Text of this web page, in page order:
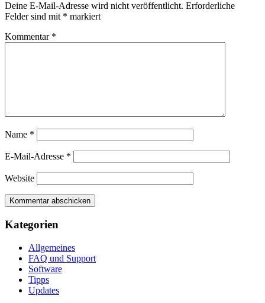
Deine E-Mail-Adresse wird nicht veröffentlicht. Erforderliche
Felder sind mit * markiert
Kommentar *
Name *
E-Mail-Adresse *
Website
Kategorien
Allgemeines
FAQ und Support
Software
Tipps
Updates